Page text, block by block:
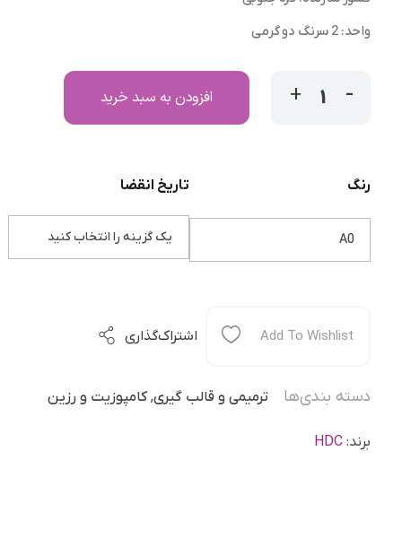
واحد: 2 سرنگ دو گرمی
رنگ تاریخ انقضا
افزودن به سبد خرید
Add To Wishlist اشتراک‌گذاری
دسته بندی‌ها ترمیمی و قالب گیری,کامپوزیت و رزین
برند: HDC